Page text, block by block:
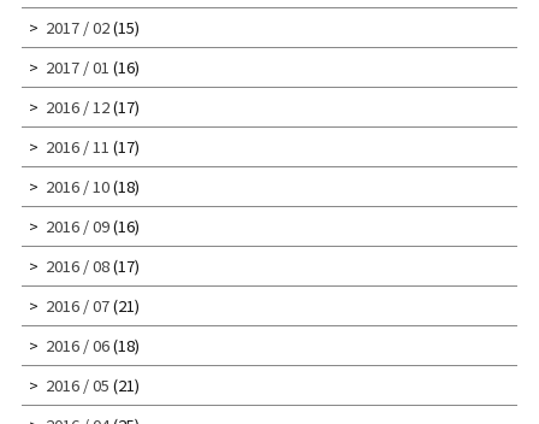
2017 / 02(15)
2017 / 01 (16)
2016 / 12(17)
2016 / 11 (17)
2016 / 10(18)
2016 / 09(16)
2016 / 08(17)
2016 / 07(21)
2016 / 06(18)
2016 / 05 (21)